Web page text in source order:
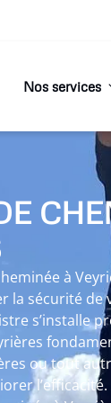
Nos services
à
la sécurité de
s’installe
ou tout
l’efficacité.